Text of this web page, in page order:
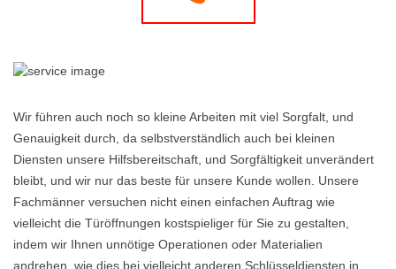
Wir führen auch noch so kleine Arbeiten mit viel Sorgfalt, und
Genauigkeit durch, da selbstverständlich auch bei kleinen
Diensten unsere Hilfsbereitschaft, und Sorgfältigkeit unverändert
bleibt, und wir nur das beste für unsere Kunde wollen. Unsere
Fachmänner versuchen nicht einen einfachen Auftrag wie
vielleicht die Türöffnungen kostspieliger für Sie zu gestalten,
indem wir Ihnen unnötige Operationen oder Materialien
andrehen, wie dies bei vielleicht anderen Schlüsseldiensten in